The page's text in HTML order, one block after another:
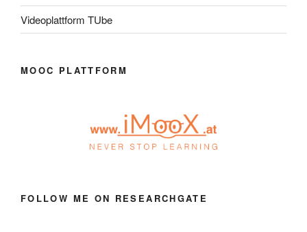
Videoplattform TUbe
MOOC PLATTFORM
FOLLOW ME ON RESEARCHGATE